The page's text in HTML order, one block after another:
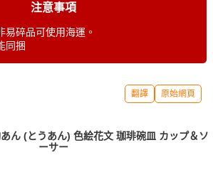
注意事項
易碎品可使用海運。
同捆
翻譯 原始網頁
ん (とうあん) 色絵花文 珈琲碗皿 カップ＆ソ
ーサー